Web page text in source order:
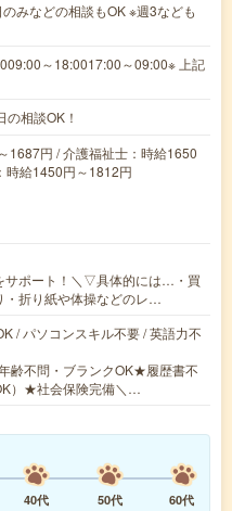
みなどの相談もOK ※週3なども
～18:0017:00～09:00※ 上記
相談OK！
1687円 / 介護福祉士：時給1650
時給1450円～1812円
サポート！＼▽具体的には…・買
・折り紙や体操などのレ…
/ パソコンスキル不要 / 英語力不
齢不問・ブランクOK★履歴書不
）★社会保険完備＼…
40代 50代
60代